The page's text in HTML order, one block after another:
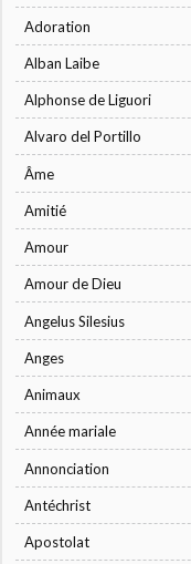
Adoration
Alban Laibe
Alphonse de Liguori
Alvaro del Portillo
Âme
Amitié
Amour
Amour de Dieu
Angelus Silesius
Anges
Animaux
Année mariale
Annonciation
Antéchrist
Apostolat